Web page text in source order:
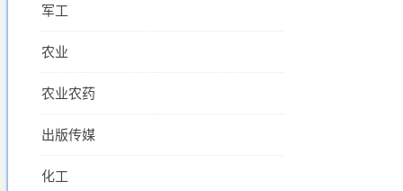
军工
农业
农业农药
出版传媒
化工